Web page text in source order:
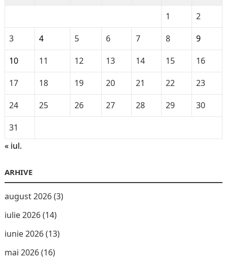
1
2
3
4 5 6 7 8
9
10
11 12 13 14 15
16
17
18 19 20 21 22
23
24
25 26 27 28 29
30
31
« iul.
ARHIVE
august 2026(3)
iulie 2026(14)
iunie 2026(13)
mai 2026(16)